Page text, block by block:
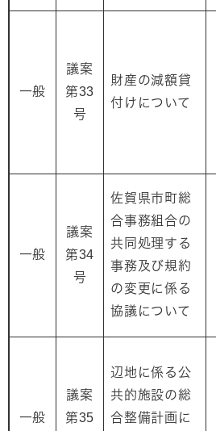
一般
議案
第33
号
財産の減額貸
付けについて
一般
議案
第34
号
佐賀県市町総
合事務組合の
共同処理する
事務及び規約
の変更に係る
協議について
一般
議案
第35
辺地に係る公
共的施設の総
合整備計画に